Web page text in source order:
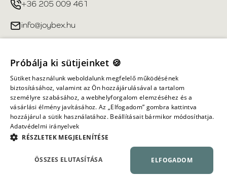
+36 205 009 461
info@joybex.hu
Fiókom
Információ
Minden jog fenntartva ©
Próbálja ki sütijeinket 🍪
Sütiket használunk weboldalunk megfelelő működésének
biztosításához, valamint az Ön hozzájárulásával a tartalom
személyre szabásához, a webhelyforgalom elemzéséhez és a
vásárlási élmény javításához. Az „Elfogadom” gombra kattintva
hozzájárul a sütik használatához. Beállításait bármikor módosíthatja.
Adatvédelmi irányelvek
RÉSZLETEK MEGJELENÍTÉSE
ELFOGADOM
ÖSSZES ELUTASÍTÁSA